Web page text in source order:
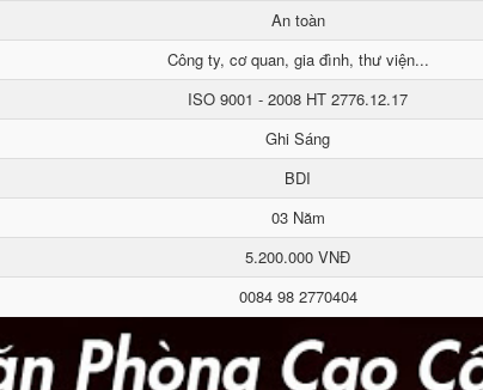
An toàn
Công ty, cơ quan, gia đình, thư viện...
ISO 9001 - 2008 HT 2776.12.17
Ghi Sáng
BDI
03 Năm
5.200.000 VNĐ
0084 98 2770404